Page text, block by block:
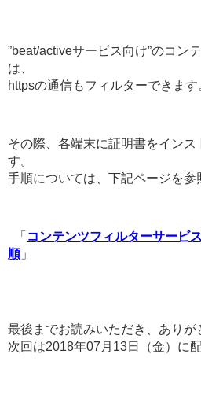
”beat/activeサービス向け”のコン
は、
httpsの通信もフィルターできます
その際、各端末に証明書をインス
す。
手順については、下記ページを参
「 コンテンツフィルターサービ
順」
最後までお読みいただき、ありが
次回は2018年07月13日（金）に